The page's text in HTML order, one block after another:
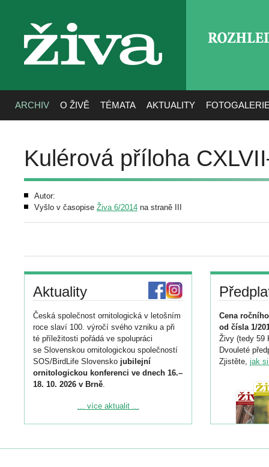
živa
ARCHIV O ŽIVĚ TÉMATA AKTUALITY
Kulérová příloha
Autor:
Vyšlo v časopise Živa 6/2014 na straně III
Aktuality
Česká společnost ornitologická v letošním
roce slaví 100. výročí svého vzniku a při
té příležitosti pořádá ve spolupráci
se Slovenskou ornitologickou společností
SOS/BirdLife Slovensko jubilejní
ornitologickou konferenci ve dnech 16.–
18. 10. 2026 v Brně.
Podrobnější informace ke konferenci
Registrovat se můžete do 6. září.
... více aktualit ...
Cena
od čísla 1/
Živy (tedy 59
Dvouleté
Zjistěte, jak